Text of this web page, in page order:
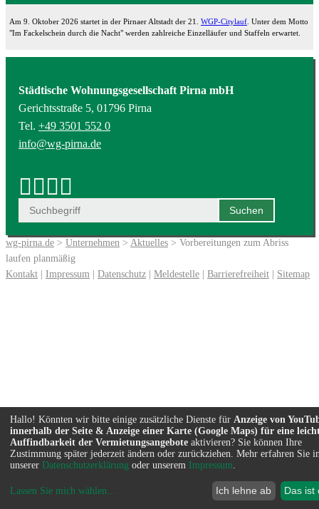
Am 9. Oktober 2026 startet in der Pirnaer Altstadt der 21. WGP-Citylauf . Unter dem Motto
"Im Fackelschein durch die Nacht" werden zahlreiche Einzelläufer und Staffeln erwartet.
Städtische Wohnungsgesellschaft Pirna mbH
Gerichtsstraße 5, 01796 Pirna
Tel. +49 3501 552 0
info@wg-pirna.de
wg-pirna.de > Unternehmen > Aktuelles > Vorbereitungen zum Abriss
laufen planmäßig
Kontakt | Impressum | Datenschutz | Meldestelle | Barrierefreiheit | Sitemap
Hallo! Könnten wir bitte einige zusätzliche Dienste für Anzeige von
innerhalb der Seite & Anzeige einer Karte (Google Maps) für eine
Auffindbarkeit der Vermietungsangebote aktivieren? Sie können Ihre
Zustimmung später jederzeit ändern oder zurückziehen. Mehr erfahren Sie
unserer Datenschutzerklärung oder unserem Impressum
Lassen Sie mich wählen... Ich lehne ab Das ist